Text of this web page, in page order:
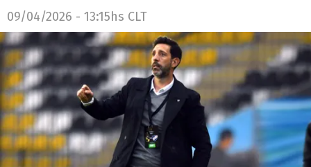
09/04/2026 - 13:15hs CLT